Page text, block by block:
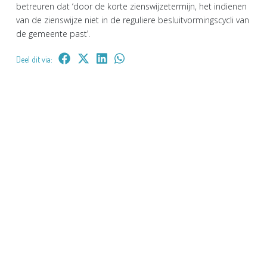
betreuren dat ‘door de korte zienswijzetermijn, het indienen
van de zienswijze niet in de reguliere besluitvormingscycli van
de gemeente past’.
Deel dit via: